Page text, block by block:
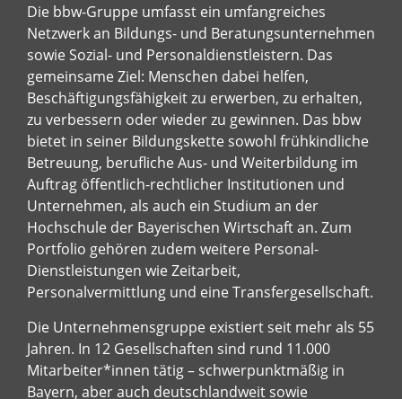
Die bbw-Gruppe umfasst ein umfangreiches
Netzwerk an Bildungs- und Beratungsunternehmen
sowie Sozial- und Personaldienstleistern. Das
gemeinsame Ziel: Menschen dabei helfen,
Beschäftigungsfähigkeit zu erwerben, zu erhalten,
zu verbessern oder wieder zu gewinnen. Das bbw
bietet in seiner Bildungskette sowohl frühkindliche
Betreuung, berufliche Aus- und Weiterbildung im
Auftrag öffentlich-rechtlicher Institutionen und
Unternehmen, als auch ein Studium an der
Hochschule der Bayerischen Wirtschaft an. Zum
Portfolio gehören zudem weitere Personal-
Dienstleistungen wie Zeitarbeit,
Personalvermittlung und eine Transfergesellschaft.
Die Unternehmensgruppe existiert seit mehr als 55
Jahren. In 12 Gesellschaften sind rund 11.000
Mitarbeiter*innen tätig – schwerpunktmäßig in
Bayern, aber auch deutschlandweit sowie